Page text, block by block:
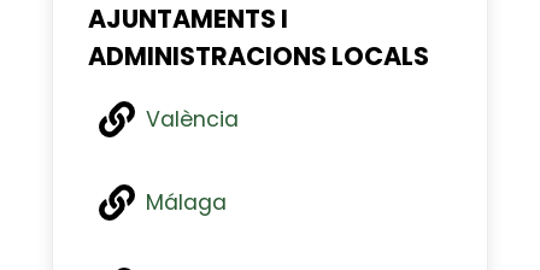
AJUNTAMENTS I
ADMINISTRACIONS LOCALS
València
Málaga